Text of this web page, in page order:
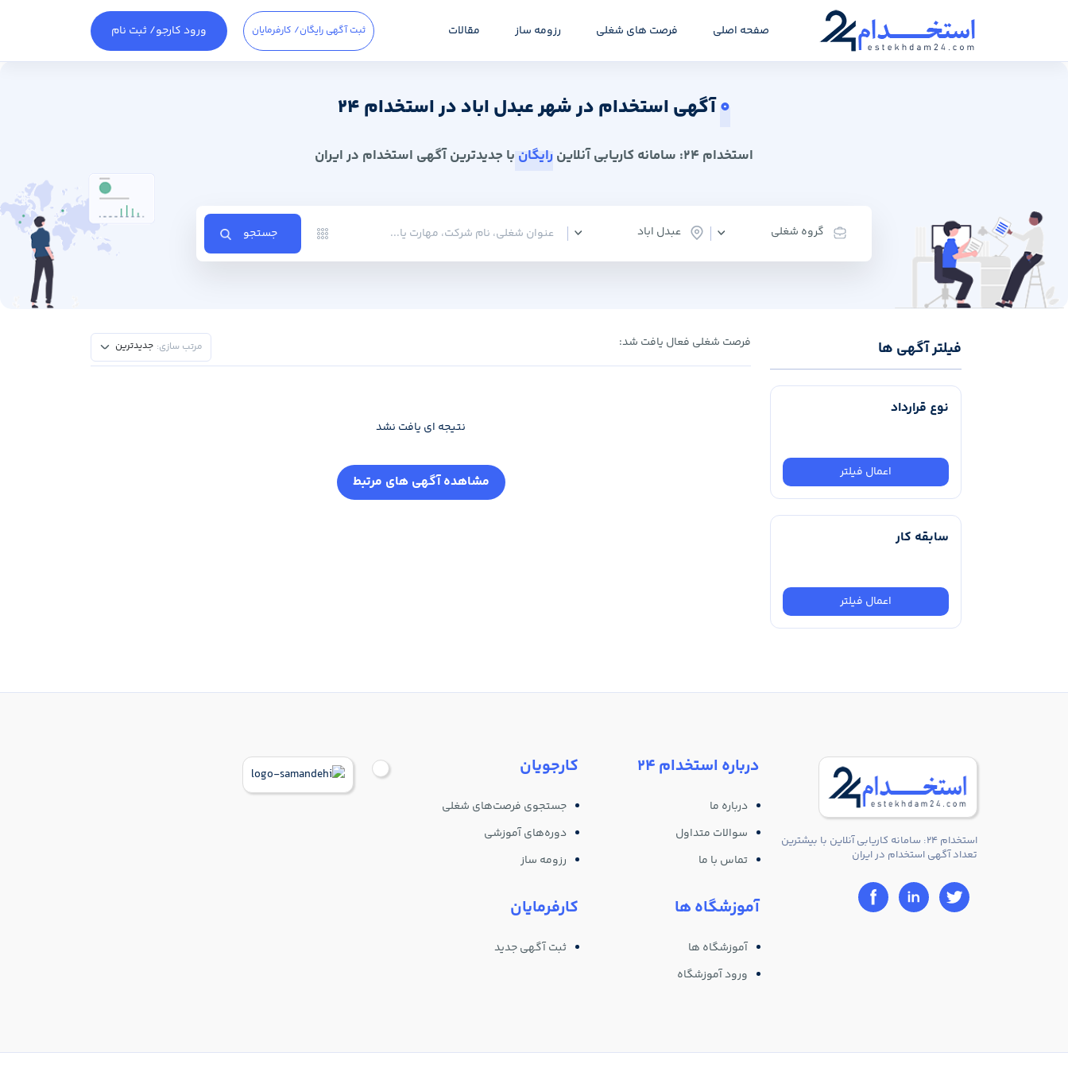
صفحه اصلی فرصت های شغلی رزومه ساز مقالات ثبت آگهی رایگان/ کارفرمایان ورود کارجو/ ثبت نام
0آگهی استخدام در شهر عبدل اباد در استخدام 24
استخدام 24: سامانه کاریابی آنلاین رایگان با جدیدترین آگهی استخدام در ایران
گروه شغلی عبدل اباد جستجو
فرصت ‌شغلی فعال یافت شد: مرتب سازی: جدیدترین
نتیجه ای یافت نشد
مشاهده آگهی های مرتبط
فیلتر آگهی ها
نوع قرارداد
اعمال فیلتر
سابقه کار
اعمال فیلتر
استخدام 24: سامانه کاریابی آنلاین با بیشترین
تعداد آگهی استخدام در ایران
درباره استخدام 24
درباره ما
سوالات متداول
تماس با ما
آموزشگاه ها
آموزشگاه ها
ورود آموزشگاه
کارجویان
جستجوی فرصت‌های شغلی
دوره‌های آموزشی
رزومه ساز
کارفرمایان
ثبت آگهی جدید